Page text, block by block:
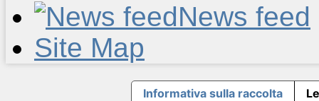
News feed
Site Map
Informativa sulla raccolta